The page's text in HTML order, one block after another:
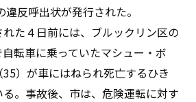
反呼出状が発行された。
た４日前には、ブルックリン区の
転車に乗っていたマシュー・ボ
）が車にはねられ死亡するひき
。事故後、市は、危険運転に対す